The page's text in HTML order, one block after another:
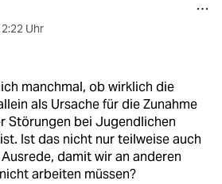
Uhr
manchmal, ob wirklich die
als Ursache für die Zunahme
Störungen bei Jugendlichen
Ist das nicht nur teilweise auch
damit wir an anderen
arbeiten müssen?